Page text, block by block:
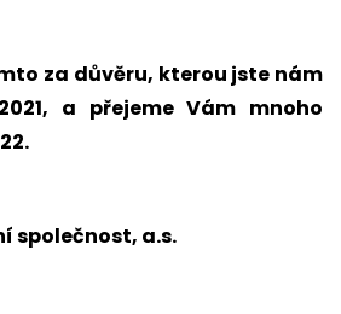
za důvěru, kterou jste nám
a přejeme Vám mnoho
společnost, a.s.